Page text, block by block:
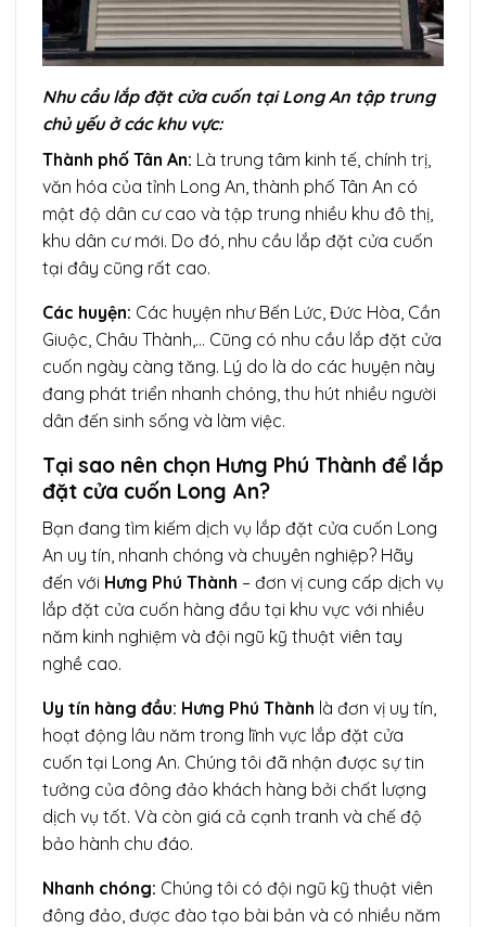
Nhu cầu lắp đặt cửa cuốn tại Long An tập trung
chủ yếu ở các khu vực:
Thành phố Tân An: Là trung tâm kinh tế, chính trị,
văn hóa của tỉnh Long An, thành phố Tân An có
mật độ dân cư cao và tập trung nhiều khu đô thị,
khu dân cư mới. Do đó, nhu cầu lắp đặt cửa cuốn
tại đây cũng rất cao.
Các huyện: Các huyện như Bến Lức, Đức Hòa, Cần
Giuộc, Châu Thành,… Cũng có nhu cầu lắp đặt cửa
cuốn ngày càng tăng. Lý do là do các huyện này
đang phát triển nhanh chóng, thu hút nhiều người
dân đến sinh sống và làm việc.
Tại sao nên chọn Hưng Phú Thành để lắp
đặt cửa cuốn Long An?
Bạn đang tìm kiếm dịch vụ lắp đặt cửa cuốn Long
An uy tín, nhanh chóng và chuyên nghiệp? Hãy
đến với Hưng Phú Thành – đơn vị cung cấp dịch vụ
lắp đặt cửa cuốn hàng đầu tại khu vực với nhiều
năm kinh nghiệm và đội ngũ kỹ thuật viên tay
nghề cao.
Uy tín hàng đầu: Hưng Phú Thành là đơn vị uy tín,
hoạt động lâu năm trong lĩnh vực lắp đặt cửa
cuốn tại Long An. Chúng tôi đã nhận được sự tin
tưởng của đông đảo khách hàng bởi chất lượng
dịch vụ tốt. Và còn giá cả cạnh tranh và chế độ
bảo hành chu đáo.
Nhanh chóng: Chúng tôi có đội ngũ kỹ thuật viên
đông đảo, được đào tạo bài bản và có nhiều năm